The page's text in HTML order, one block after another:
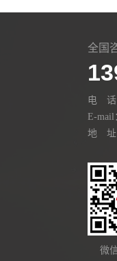
全国
电 话
E-mail
地 址
微